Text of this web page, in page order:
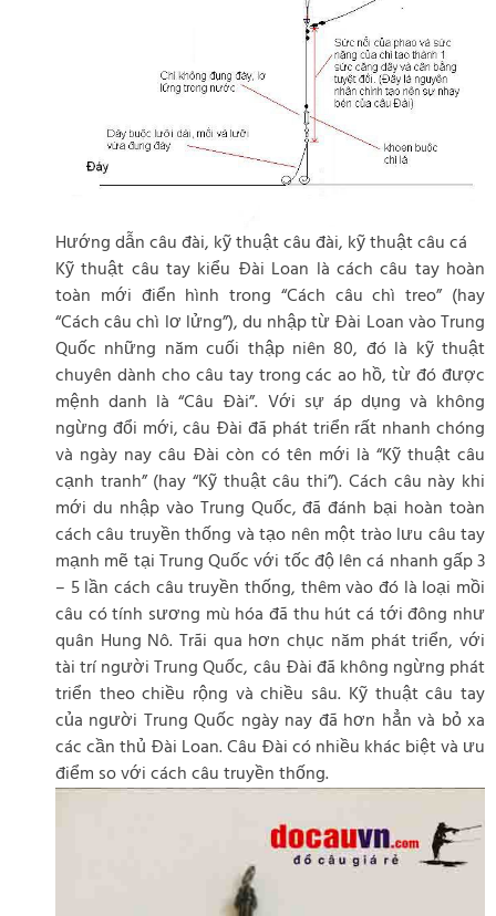
Hướng dẫn câu đài, kỹ thuật câu đài, kỹ thuật câu cá
Kỹ thuật câu tay kiểu Đài Loan là cách câu tay hoàn
toàn mới điển hình trong “Cách câu chì treo” (hay
“Cách câu chì lơ lửng”), du nhập từ Đài Loan vào Trung
Quốc những năm cuối thập niên 80, đó là kỹ thuật
chuyên dành cho câu tay trong các ao hồ, từ đó được
mệnh danh là “Câu Đài”. Với sự áp dụng và không
ngừng đổi mới, câu Đài đã phát triển rất nhanh chóng
và ngày nay câu Đài còn có tên mới là “Kỹ thuật câu
cạnh tranh” (hay “Kỹ thuật câu thi”). Cách câu này khi
mới du nhập vào Trung Quốc, đã đánh bại hoàn toàn
cách câu truyền thống và tạo nên một trào lưu câu tay
mạnh mẽ tại Trung Quốc với tốc độ lên cá nhanh gấp 3
– 5 lần cách câu truyền thống, thêm vào đó là loại mồi
câu có tính sương mù hóa đã thu hút cá tới đông như
quân Hung Nô. Trãi qua hơn chục năm phát triển, với
tài trí người Trung Quốc, câu Đài đã không ngừng phát
triển theo chiều rộng và chiều sâu. Kỹ thuật câu tay
của người Trung Quốc ngày nay đã hơn hẳn và bỏ xa
các cần thủ Đài Loan. Câu Đài có nhiều khác biệt và ưu
điểm so với cách câu truyền thống.